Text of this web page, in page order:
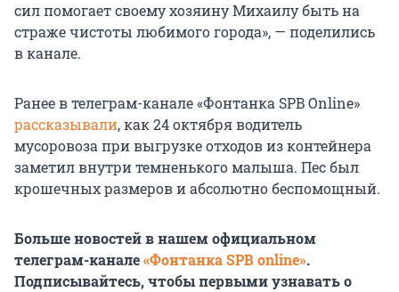
сил помогает своему хозяину Михаилу быть на
страже чистоты любимого города», — поделились
в канале.
Ранее в телеграм-канале «Фонтанка SPB Online»
рассказывали, как 24 октября водитель
мусоровоза при выгрузке отходов из контейнера
заметил внутри темненького малыша. Пес был
крошечных размеров и абсолютно беспомощный.
Больше новостей в нашем официальном
телеграм-канале«Фонтанка SPB online».
Подписывайтесь, чтобы первыми узнавать о